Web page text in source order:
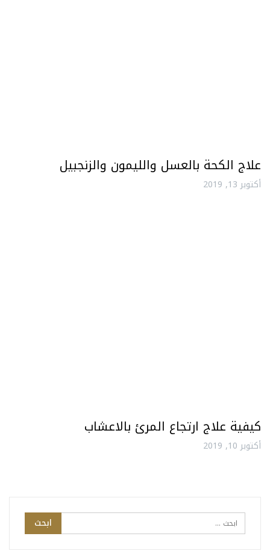
علاج الكحة بالعسل والليمون والزنجبيل
أكتوبر 13, 2019
كيفية علاج ارتجاع المرئ بالاعشاب
أكتوبر 10, 2019